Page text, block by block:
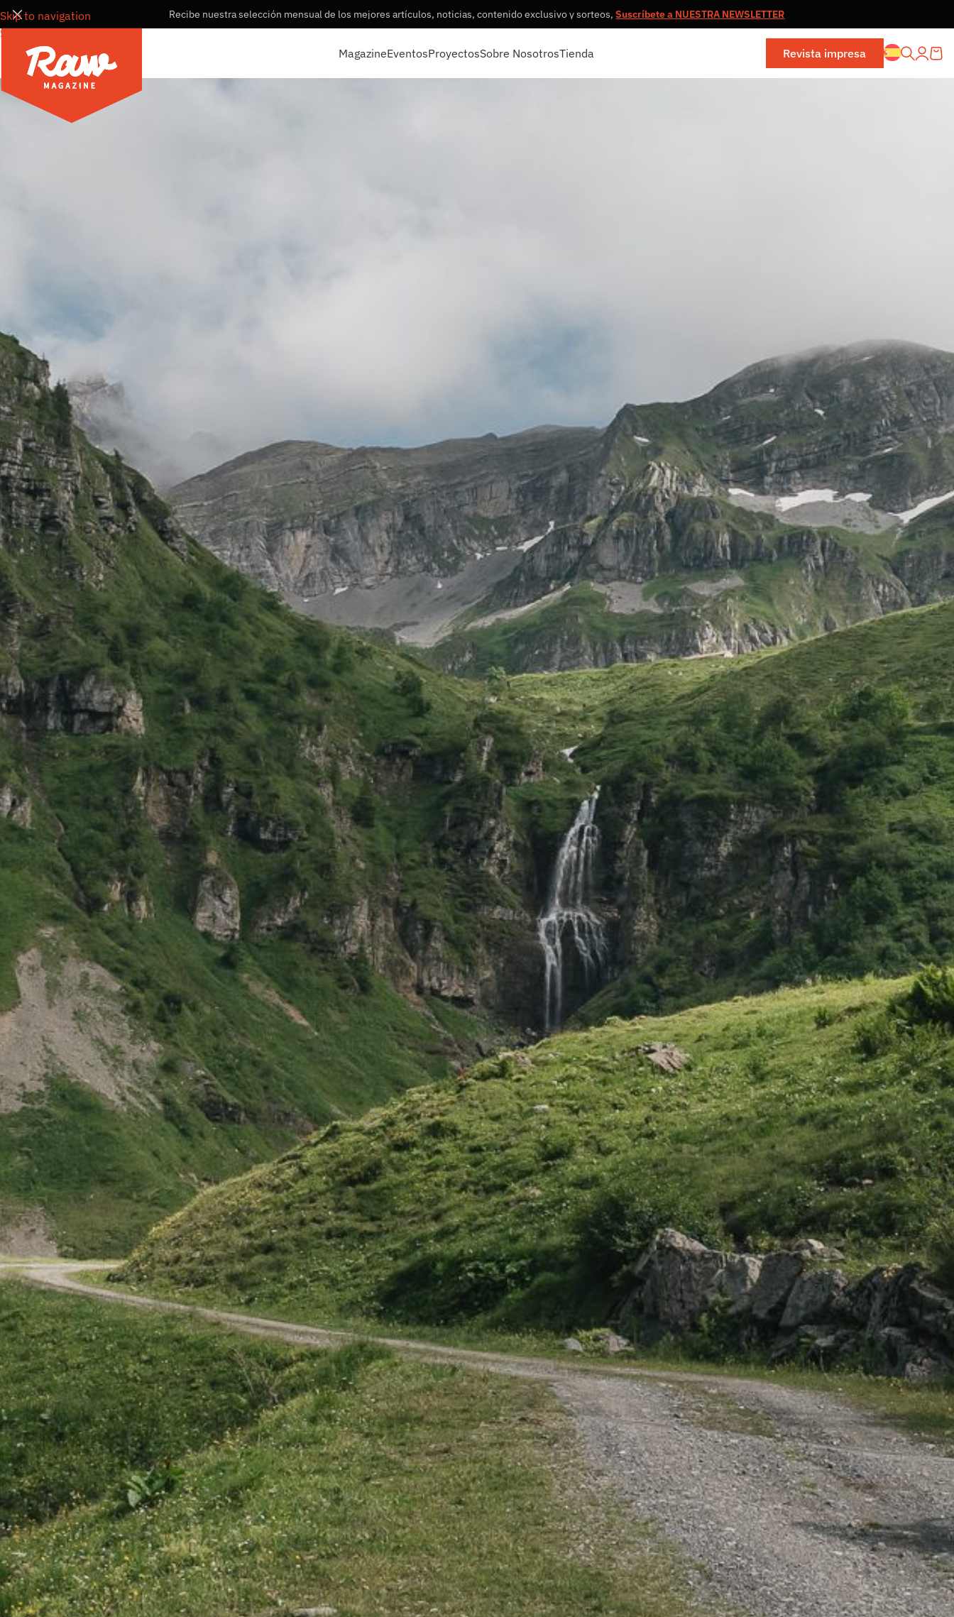
Skip to navigation
Skip to main content
Recibe nuestra selección mensual de los mejores artículos, noticias, contenido exclusivo y sorteos,Suscríbete a NUESTRA NEWSLETTER
MagazineEventosProyectosSobre NosotrosTienda Revista impresa